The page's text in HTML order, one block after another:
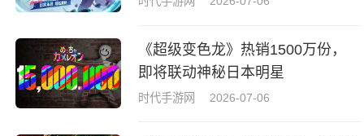
《超级变色龙》热销1500万份，
即将联动神秘日本明星
时代手游网 2026-07-06